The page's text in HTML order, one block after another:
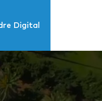
Digital